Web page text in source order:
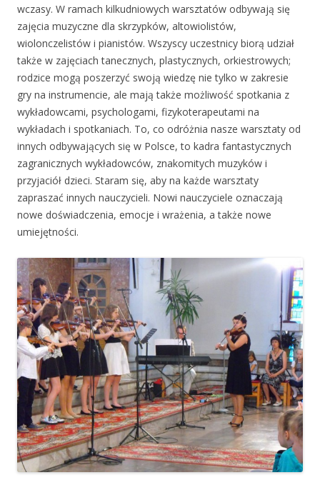
wczasy. W ramach kilkudniowych warsztatów odbywają się
zajęcia muzyczne dla skrzypków, altowiolistów,
wiolonczelistów i pianistów. Wszyscy uczestnicy biorą udział
także w zajęciach tanecznych, plastycznych, orkiestrowych;
rodzice mogą poszerzyć swoją wiedzę nie tylko w zakresie
gry na instrumencie, ale mają także możliwość spotkania z
wykładowcami, psychologami, fizykoterapeutami na
wykładach i spotkaniach. To, co odróżnia nasze warsztaty od
innych odbywających się w Polsce, to kadra fantastycznych
zagranicznych wykładowców, znakomitych muzyków i
przyjaciół dzieci. Staram się, aby na każde warsztaty
zapraszać innych nauczycieli. Nowi nauczyciele oznaczają
nowe doświadczenia, emocje i wrażenia, a także nowe
umiejętności.